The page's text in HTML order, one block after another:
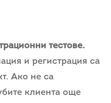
тестове.
и регистрация са
Ако не са
клиента още